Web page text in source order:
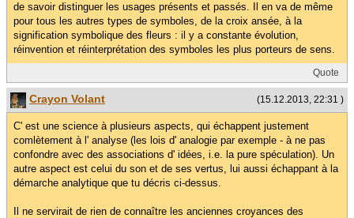
de savoir distinguer les usages présents et passés. Il en va de même
pour tous les autres types de symboles, de la croix ansée, à la
signification symbolique des fleurs : il y a constante évolution,
réinvention et réinterprétation des symboles les plus porteurs de sens.
Quote
(15.12.2013, 22:31 )
Crayon Volant
C' est une science à plusieurs aspects, qui échappent justement
comlètement à l' analyse (les lois d' analogie par exemple - à ne pas
confondre avec des associations d' idées, i.e. la pure spéculation). Un
autre aspect est celui du son et de ses vertus, lui aussi échappant à la
démarche analytique que tu décris ci-dessus.
Il ne servirait de rien de connaître les anciennes croyances des